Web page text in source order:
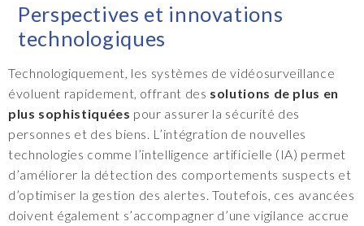
Perspectives et innovations
technologiques
Technologiquement, les systèmes de vidéosurveillance
évoluent rapidement, offrant des solutions de plus en
plus sophistiquées pour assurer la sécurité des
personnes et des biens. L’intégration de nouvelles
technologies comme l’intelligence artificielle (IA) permet
d’améliorer la détection des comportements suspects et
d’optimiser la gestion des alertes. Toutefois, ces avancées
doivent également s’accompagner d’une vigilance accrue